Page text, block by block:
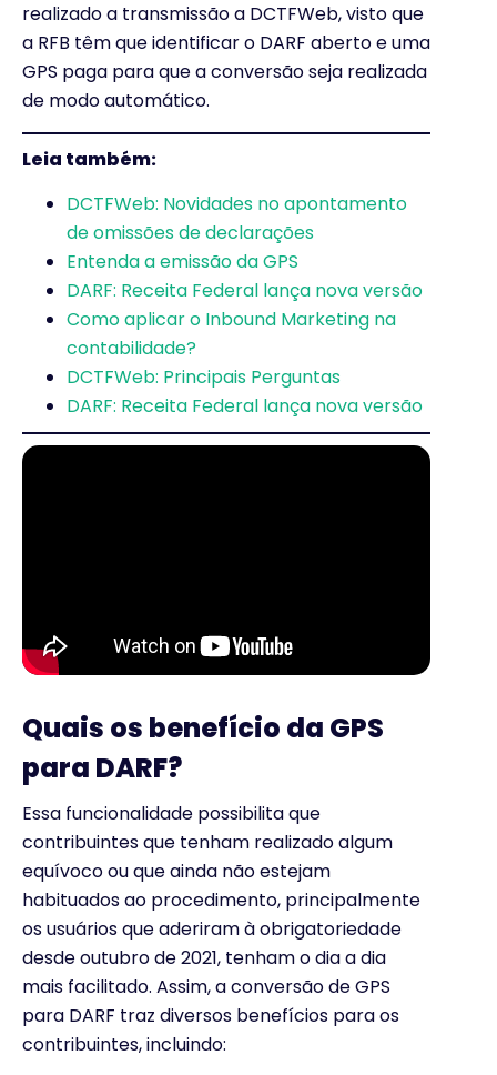
realizado a transmissão a DCTFWeb, visto que
a RFB têm que identificar o DARF aberto e uma
GPS paga para que a conversão seja realizada
de modo automático.
Leia também:
DCTFWeb: Novidades no apontamento
de omissões de declarações
Entenda a emissão da GPS
DARF: Receita Federal lança nova versão
Como aplicar o Inbound Marketing na
contabilidade?
DCTFWeb: Principais Perguntas
DARF: Receita Federal lança nova versão
Quais os benefício da GPS
para DARF?
Essa funcionalidade possibilita que
contribuintes que tenham realizado algum
equívoco ou que ainda não estejam
habituados ao procedimento, principalmente
os usuários que aderiram à obrigatoriedade
desde outubro de 2021, tenham o dia a dia
mais facilitado. Assim, a conversão de GPS
para DARF traz diversos benefícios para os
contribuintes, incluindo: